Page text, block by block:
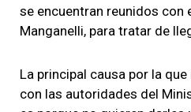
se encuentran reunidos con
Manganelli, para tratar de
La principal causa por la
con las autoridades del